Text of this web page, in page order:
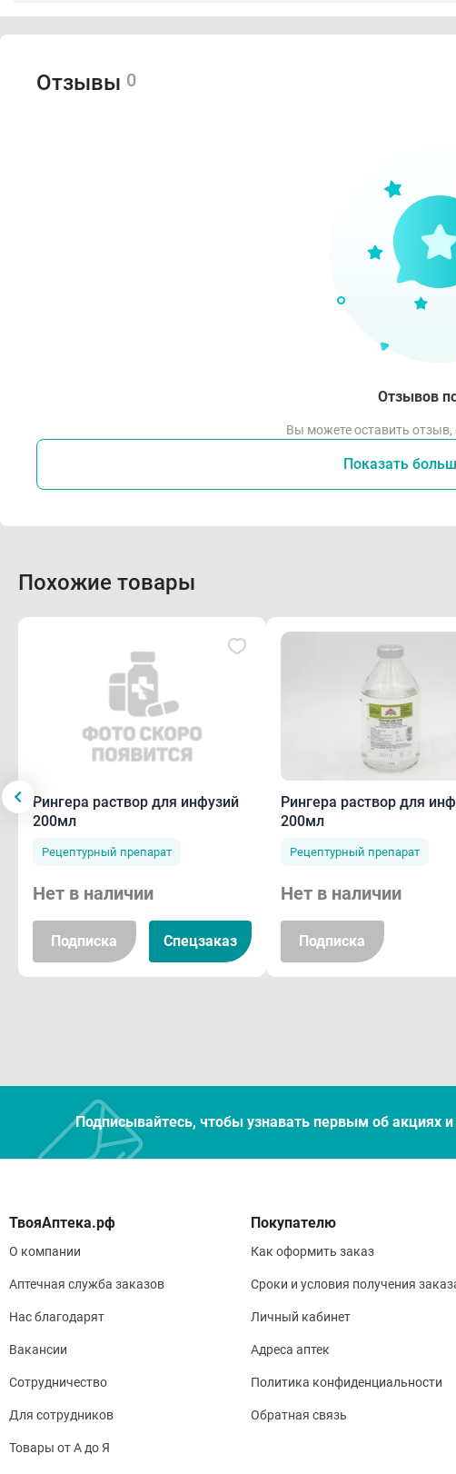
Отзывы 0
Отзывов
Вы можете оставить отзыв,
Показать
Похожие товары
Рингера раствор для инфузий
200мл
Рецептурный препарат
Нет в наличии
Подписка Спецзаказ
Рингера раствор для
200мл
Рецептурный препарат
Нет в наличии
Подписка
Подписывайтесь, чтобы узнавать первым об акцияx
О компании
Аптечная служба заказов
Нас благодарят
Вакансии
Сотрудничество
Для сотрудников
Товары от А до Я
Покупателю
Как оформить заказ
Сроки и условия получения
Личный кабинет
Адреса аптек
Политика конфиденциальности
Обратная связь